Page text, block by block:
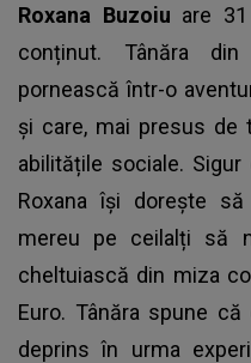
Roxana Buzoiu are
conținut. Tânăra
pornească într-o
și care, mai presus de
abilitățile sociale.
Roxana își dorește
mereu pe ceilalți să
cheltuiască din miza
Euro. Tânăra spune
deprins în urma